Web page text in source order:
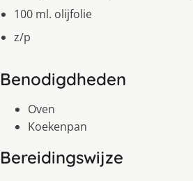
100 ml. olijfolie
z/p
Benodigdheden
Oven
Koekenpan
Bereidingswijze